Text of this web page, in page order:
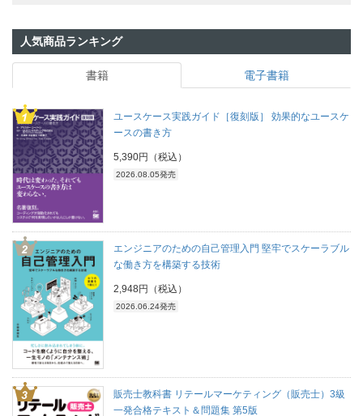
人気商品ランキング
書籍 電子書籍
ユースケース実践ガイド［復刻版］ 効果的なユースケ
ースの書き方
5,390円（税込）
2026.08.05発売
エンジニアのための自己管理入門 堅牢でスケーラブル
な働き方を構築する技術
2,948円（税込）
2026.06.24発売
販売士教科書 リテールマーケティング（販売士）3級
一発合格テキスト＆問題集 第5版